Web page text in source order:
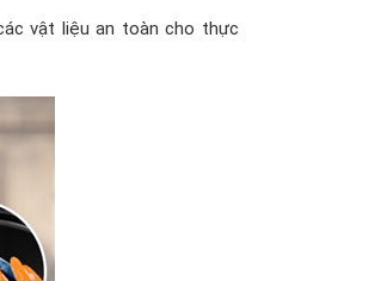
vật liệu an toàn cho thực